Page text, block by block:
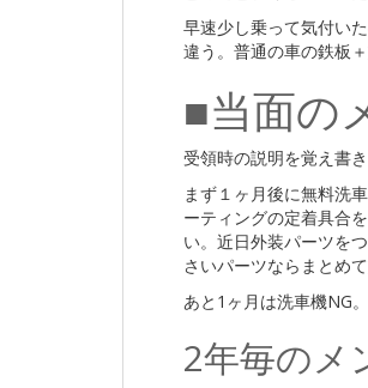
早速少し乗って気付い
違う。普通の車の鉄板
■当面の
受領時の説明を覚え書き
まず１ヶ月後に無料洗
ーティングの定着具合
い。近日外装パーツを
さいパーツならまとめ
あと1ヶ月は洗車機NG。
2年毎のメ